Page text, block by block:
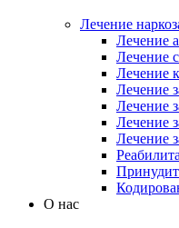
Лечение
Лечение
Лечение
Лечение
Лечение
Лечение
Лечение
Лечение
О нас